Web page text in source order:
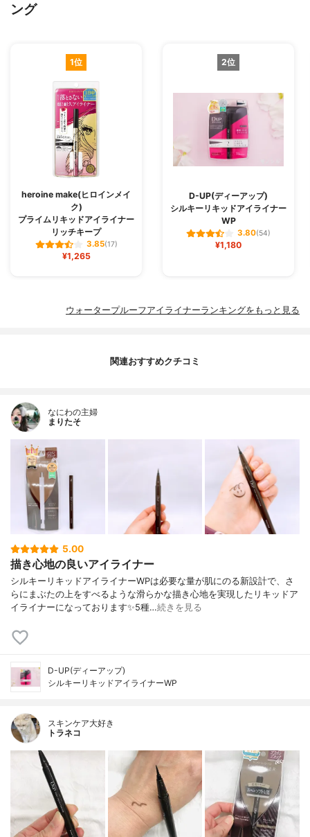
ング
1位
heroine make(ヒロインメイ
ク)
プライムリキッドアイライナー
リッチキープ
3.85(17)
¥1,265
2位
D-UP(ディーアップ)
シルキーリキッドアイライナー
WP
3.80(54)
¥1,180
ウォータープルーフアイライナーランキングをもっと見る
関連おすすめクチコミ
なにわの主婦
まりたそ
5.00
描き心地の良いアイライナー
シルキーリキッドアイライナーWPは必要な量が肌にのる新設計で、さ
らにまぶたの上をすべるような滑らかな描き心地を実現したリキッドア
イライナーになっております✨5種…続きを見る
D-UP(ディーアップ)
シルキーリキッドアイライナーWP
スキンケア大好き
トラネコ